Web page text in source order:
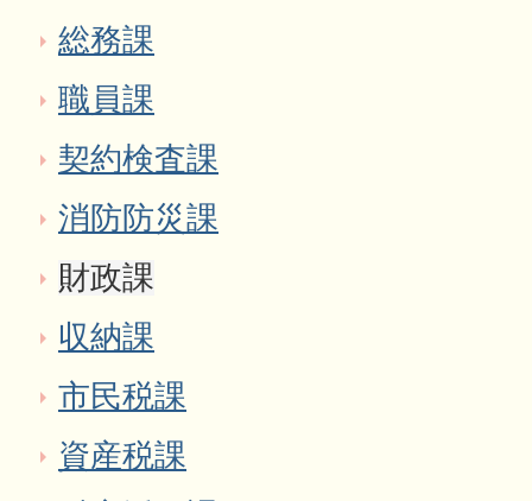
総務課
職員課
契約検査課
消防防災課
財政課
収納課
市民税課
資産税課